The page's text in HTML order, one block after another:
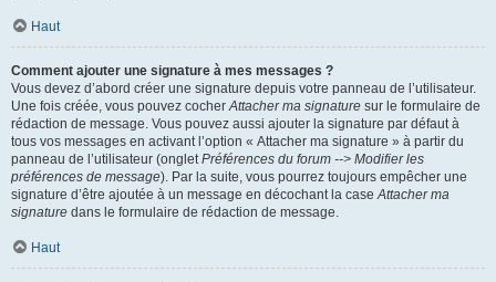
Haut
Comment ajouter une signature à mes messages ?
Vous devez d’abord créer une signature depuis votre panneau de l’utilisateur.
Une fois créée, vous pouvez cocherAttacher ma signature sur le formulaire de
rédaction de message. Vous pouvez aussi ajouter la signature par défaut à
tous vos messages en activant l’option « Attacher ma signature » à partir du
panneau de l’utilisateur (ongletPréférences du forum --> Modifier les
préférences de message). Par la suite, vous pourrez toujours empêcher une
signature d’être ajoutée à un message en décochant la caseAttacher ma
signature dans le formulaire de rédaction de message.
Haut